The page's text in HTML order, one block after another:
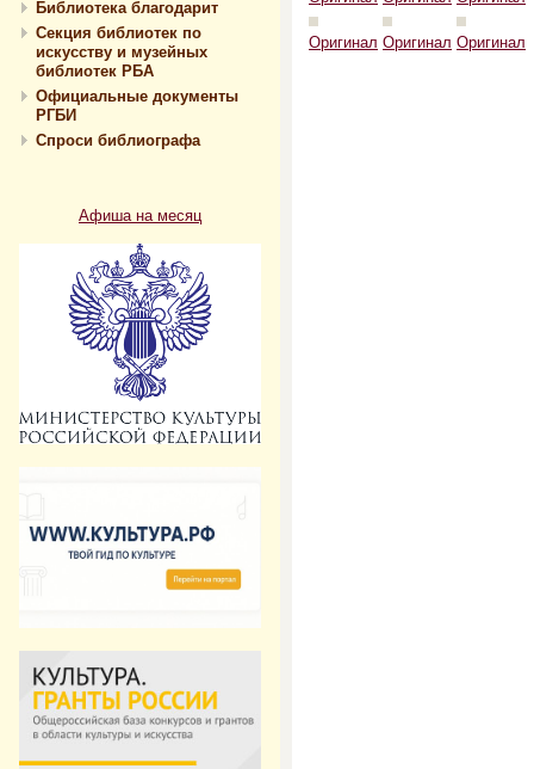
Библиотека благодарит
Секция библиотек по
искусству и музейных
библиотек РБА
Официальные документы
РГБИ
Спроси библиографа
Афиша на месяц
Оригинал Оригинал Оригинал